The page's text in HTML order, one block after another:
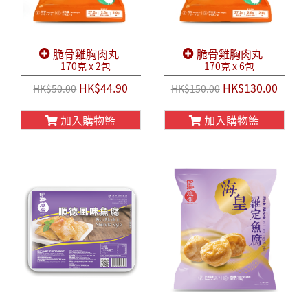
脆骨雞胸肉丸
170克 x 2包
HK$50.00HK$44.90
加入購物籃
脆骨雞胸肉丸
170克 x 6包
HK$150.00HK$130.00
加入購物籃